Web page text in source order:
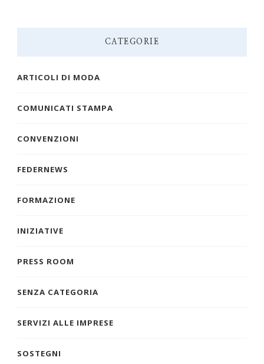
CATEGORIE
ARTICOLI DI MODA
COMUNICATI STAMPA
CONVENZIONI
FEDERNEWS
FORMAZIONE
INIZIATIVE
PRESS ROOM
SENZA CATEGORIA
SERVIZI ALLE IMPRESE
SOSTEGNI